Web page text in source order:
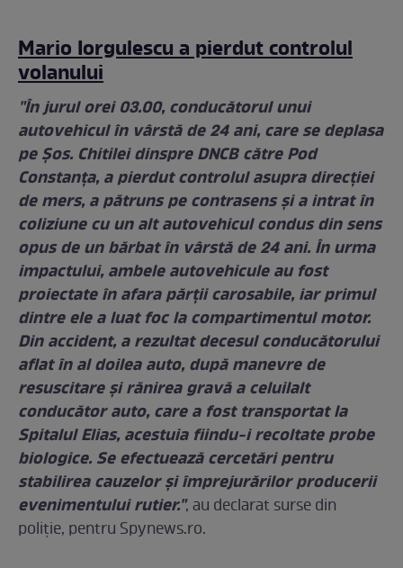
Mario Iorgulescu a pierdut controlul
volanului
"În jurul orei 03.00, conducătorul unui
autovehicul în vârstă de 24 ani, care se deplasa
pe Șos. Chitilei dinspre DNCB către Pod
Constanța, a pierdut controlul asupra direcției
de mers, a pătruns pe contrasens și a intrat în
coliziune cu un alt autovehicul condus din sens
opus de un bărbat în vârstă de 24 ani. În urma
impactului, ambele autovehicule au fost
proiectate în afara părții carosabile, iar primul
dintre ele a luat foc la compartimentul motor.
Din accident, a rezultat decesul conducătorului
aflat în al doilea auto, după manevre de
resuscitare și rănirea gravă a celuilalt
conducător auto, care a fost transportat la
Spitalul Elias, acestuia fiindu-i recoltate probe
biologice. Se efectuează cercetări pentru
stabilirea cauzelor și împrejurărilor producerii
evenimentului rutier.", au declarat surse din
poliție, pentru Spynews.ro.